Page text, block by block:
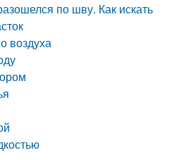
по шву. Как искать
воздуха